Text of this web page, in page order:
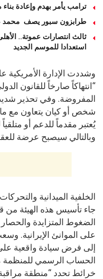
ترامب يأمر بهدم وإعادة
طرابزون سبور يصف محمد
استعدادا للموسم الجديد
وشددت الإدارة
“انتهاكاً صارخاً للقانون
المفروضة. وفي تحذير
شخص أو كيان يتعاون مع
يُعتبر مقدماً للدعم أو
وبالتالي سيصبح عرضة
الخلفية الميدانية والتحركات
جاء تأسيس هذه الهيئة من
الضغوط المتزايدة
على الموانئ الإيرانية.
إلى فرض سيادة واقعية
الحساب الرسمي
خرائط تحدد “منطقة